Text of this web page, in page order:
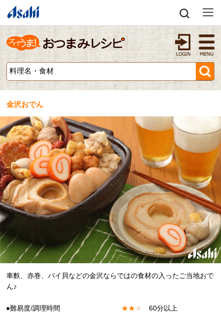
金沢おでん
車麩、赤巻、バイ貝などの金沢ならではの食材の入ったご当地おで
ん♪
●難易度/調理時間 ★★★
60分以上